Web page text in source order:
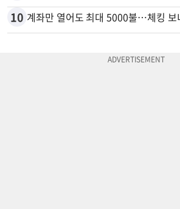
10 계좌만 열어도 최대 5000불…체킹 보